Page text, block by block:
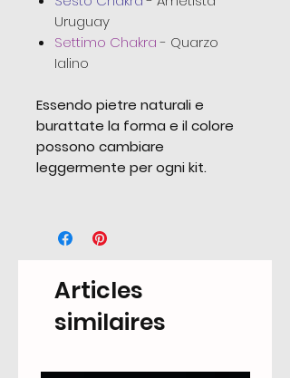
Uruguay
Settimo Chakra- Quarzo
Ialino
Essendo pietre naturali e
burattate la forma e il colore
possono cambiare
leggermente per ogni kit.
Articles
similaires